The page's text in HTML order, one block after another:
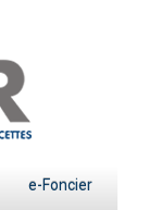
e-Foncier